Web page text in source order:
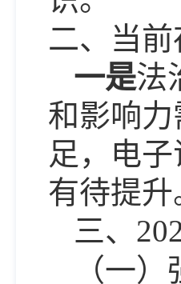
二、当
一是法
和影响
足 ，
电
有待提升
三、
（一）